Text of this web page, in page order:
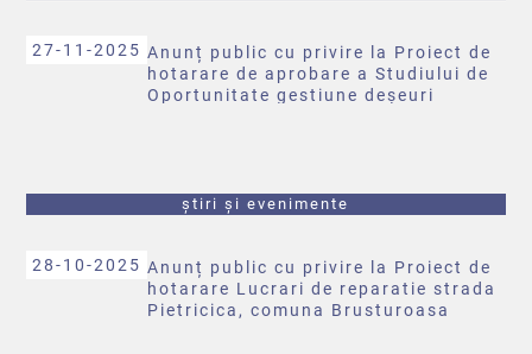
27-11-2025 Anunț public cu privire la Proiect de
hotarare de aprobare a Studiului de
Oportunitate gestiune deșeuri
știri și evenimente
28-10-2025 Anunț public cu privire la Proiect de
hotarare Lucrari de reparatie strada
Pietricica, comuna Brusturoasa